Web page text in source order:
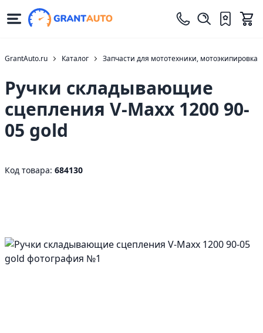
GrantAuto.ru Каталог Запчасти для мототехники, мотоэкипировка
Ручки складывающие
сцепления V-Maxx 1200 90-
05 gold
Код товара: 684130